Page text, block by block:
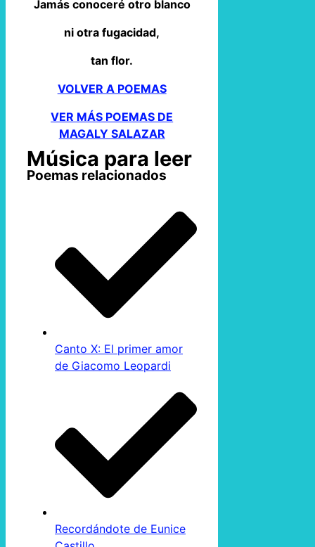
Jamás conoceré otro blanco
ni otra fugacidad,
tan flor.
VOLVER A POEMAS
VER MÁS POEMAS DE
MAGALY SALAZAR
Música para leer
Poemas relacionados
Canto X: El primer amor
de Giacomo Leopardi
Recordándote de Eunice